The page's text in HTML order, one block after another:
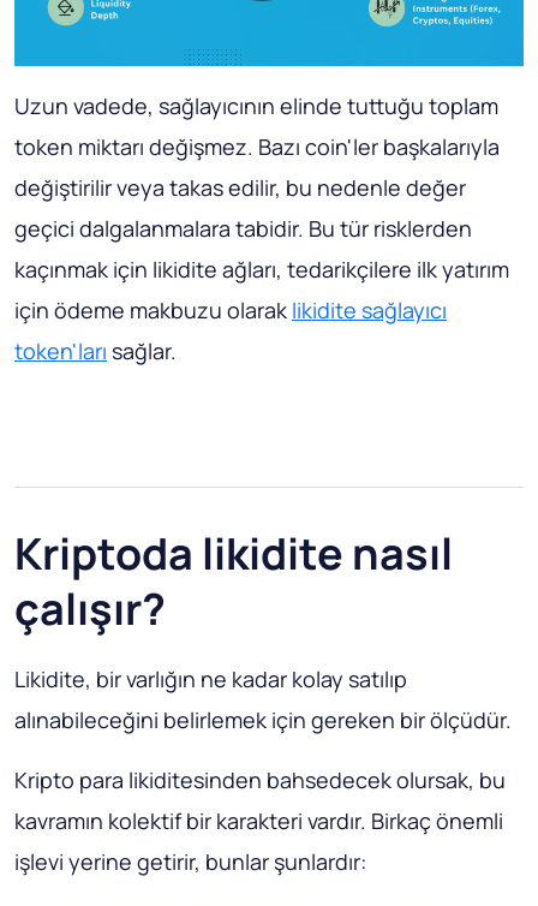
Uzun vadede, sağlayıcının elinde tuttuğu toplam
token miktarı değişmez. Bazı coin'ler başkalarıyla
değiştirilir veya takas edilir, bu nedenle değer
geçici dalgalanmalara tabidir. Bu tür risklerden
kaçınmak için likidite ağları, tedarikçilere ilk yatırım
için ödeme makbuzu olarak likidite sağlayıcı
token'ları sağlar.
Kriptoda likidite nasıl
çalışır?
Likidite, bir varlığın ne kadar kolay satılıp
alınabileceğini belirlemek için gereken bir ölçüdür.
Kripto para likiditesinden bahsedecek olursak, bu
kavramın kolektif bir karakteri vardır. Birkaç önemli
işlevi yerine getirir, bunlar şunlardır: